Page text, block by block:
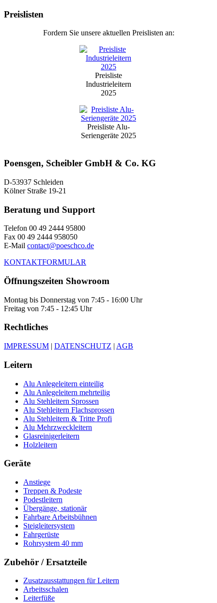
Preislisten
Fordern Sie unsere aktuellen Preislisten an:
Preisliste
Industrieleitern
2025
Preisliste Alu-
Seriengeräte 2025
Poensgen, Scheibler GmbH & Co. KG
D-53937 Schleiden
Kölner Straße 19-21
Beratung und Support
Telefon 00 49 2444 95800
Fax 00 49 2444 958050
E-Mail contact@poeschco.de
KONTAKTFORMULAR
Öffnungszeiten Showroom
Montag bis Donnerstag von 7:45 - 16:00 Uhr
Freitag von 7:45 - 12:45 Uhr
Rechtliches
IMPRESSUM | DATENSCHUTZ | AGB
Leitern
Alu Anlegeleitern einteilig
Alu Anlegeleitern mehrteilig
Alu Stehleitern Sprossen
Alu Stehleitern Flachsprossen
Alu Stehleitern & Tritte Profi
Alu Mehrzweckleitern
Glasreinigerleitern
Holzleitern
Geräte
Anstiege
Treppen & Podeste
Podestleitern
Übergänge, stationär
Fahrbare Arbeitsbühnen
Steigleitersystem
Fahrgerüste
Rohrsystem 40 mm
Zubehör / Ersatzteile
Zusatzausstattungen für Leitern
Arbeitsschalen
Leiterfüße